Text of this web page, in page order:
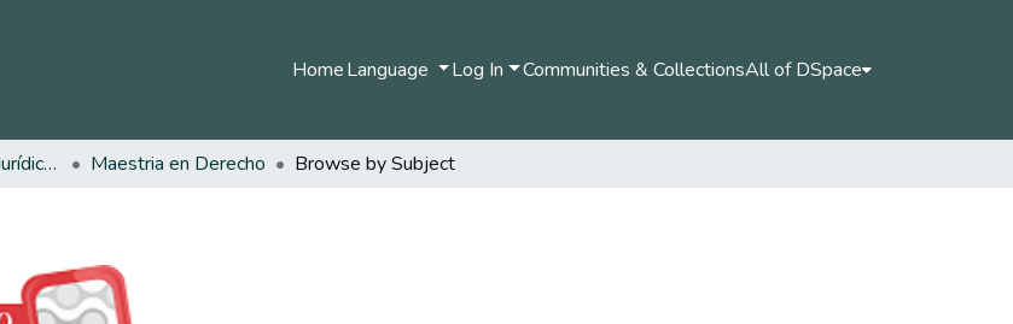
HomeLanguage Log In Communities & CollectionsAll of DSpace
Facultad de Ciencias Jurídicas Maestria en Derecho Browse by Subject